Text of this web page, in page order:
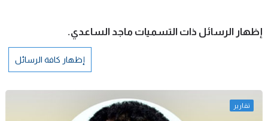
‏إظهار الرسائل ذات التسميات ماجد الساعدي.
إظهار كافة الرسائل
تقارير